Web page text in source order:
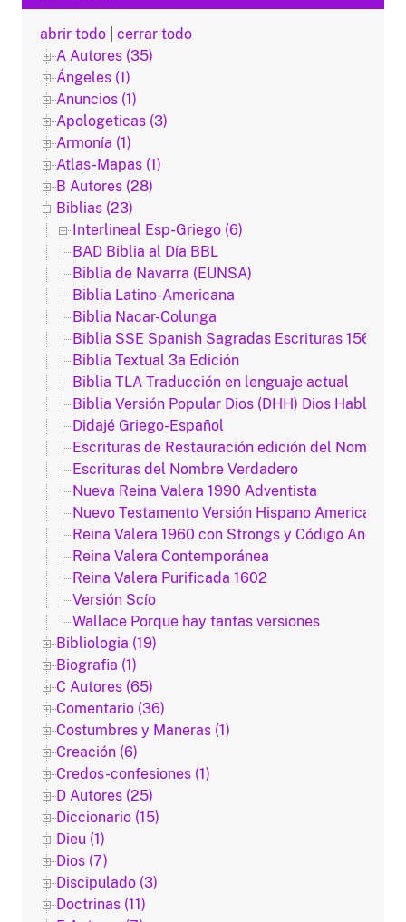
abrir todo
cerrar todo
A Autores (35)
Ángeles (1)
Anuncios (1)
Apologeticas (3)
Armonía (1)
Atlas-Mapas (1)
B Autores (28)
Biblias (23)
Interlineal Esp-Griego (6)
BAD Biblia al Día BBL
Biblia de Navarra (EUNSA)
Biblia Latino-Americana
Biblia Nacar-Colunga
Biblia SSE Spanish Sagradas Escrituras 1569
Biblia Textual 3a Edición
Biblia TLA Traducción en lenguaje actual
Biblia Versión Popular Dios (DHH) Dios Habla Hoy
Didajé Griego-Español
Escrituras de Restauración edición del Nombre
Escrituras del Nombre Verdadero
Nueva Reina Valera 1990 Adventista
Nuevo Testamento Versión Hispano Americana
Reina Valera 1960 con Strongs y Código
Reina Valera Contemporánea
Reina Valera Purificada 1602
Versión Scío
Wallace Porque hay tantas versiones
Bibliologia (19)
Biografia (1)
C Autores (65)
Comentario (36)
Costumbres y Maneras (1)
Creación (6)
Credos-confesiones (1)
D Autores (25)
Diccionario (15)
Dieu (1)
Dios (7)
Discipulado (3)
Doctrinas (11)